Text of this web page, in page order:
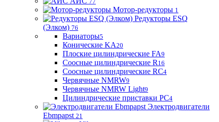
Мотор-редукторы 1
Редукторы ESQ
(Элком) 76
Вариаторы5
Конические KA20
Плоские цилиндрические FA9
Соосные цилиндрические R 16
Соосные цилиндрические RC4
Червячные NMRW9
Червячные NMRW Light9
Цилиндрические приставки PC4
Электродвигатели
Ebmpapst 21